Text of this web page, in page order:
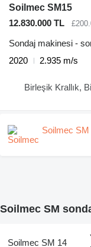
Soilmec SM15
12.830.000 TL
Sondaj makinesi -
2020
2.935 m/s
Birleşik Krallık,
Soilmec SM
Soilmec SM
Soilmec SM 14